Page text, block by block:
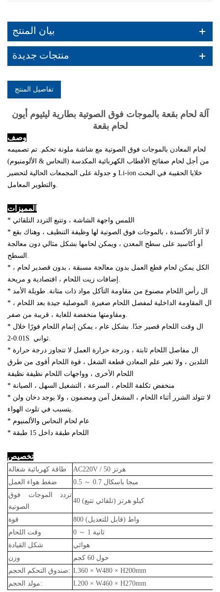
بيان المنتج
منتجات جديدة
تفاصيل المنتج
آلة لحام بقعة بالموجات فوق الصوتية بطارية ليثيوم أيون
لحام بقعة
وصف
لحام المعادن بالموجات فوق الصوتية مع شاشة ملونة تحكم. تم تصميمه
من أجل لحام صفائح الأقطاب الكهربائية المكدسة (النحاس & الألومنيوم)
و جدولة على المجمعات الحالية لتحضير Li-ion خلايا الحقيبة في البحث
والتطوير المعامل.
المميزات
* اللمس واجهة الشاشة ، وتتبع التردد التلقائي
* لا آثار الأكسدة ، بالموجات فوق الصوتية لها وظيفة التنظيف ، وهناك بقع
أو أكاسيد على سطح المعدن ، ويمكن لحامها بشكل مثالي دون معالجة
السطح.
* الكل يمكن لحام قطع العمل بدون معالجة مسبقة ، بدون قصدير لحام ،
إضافات زيت اللحام ، اقتصادية و مريحة.
* ال رأس اللحام مصنوع من مقاومة التآكل مواد ذات متانة. طويلة الأمد
* ال المقاومة الداخلية لمفصل اللحام صغيرة. الموصلية جيدة بعد اللحام ،
ومقاومتها منخفضة للغاية ، قريبة من صفر.
* ال وقت اللحام قصير جدًا. بشكل عام ، يمكن إتمام اللحام فورًا خلال
0.01-2S ​​ ثواني.
* ال مفاصل اللحام ثابتة ، ودرجة حرارة العمل لا تتجاوز درجة حرارة
التلدين ، ولا تغير علم المعادن قطعة الشغل ، قوة اللحام أقوى من طرق
اللحام الأخرى ، وواجهات اللحام نظيفة نظيفة
* منخفض تكلفة اللحام ، السرعة ، التشغيل السهل ، الصيانة
* لا تتولد الشرر أثناء اللحام ، المشغل آمن ومضمون ، ولا يوجد دخان ولن
يتسبب في تلوث الهواء.
* عام لحام النحاس والألمنيوم
* اللحام طبقة داخل 15 طبقة
تخصيص
طاقة كهربائية شغالة
AC220V / 50 هرتز
ضغط هواء العمل
0.5 ～
0.7 ميجا باسكال
تردد الموجات فوق
الصوتية
40 كيلو هرتز (تلقائي تتبع)
قوة
800 واط (قابل للتعديل)
وقت اللحام
0 ～
1 ثانية
شكل القيادة
هوائي
وزن
حول 60 كجم
صندوق التحكم الحجم: L360 × W480 × H200mm
مولد الحجم:
L200 × W460 × H270mm